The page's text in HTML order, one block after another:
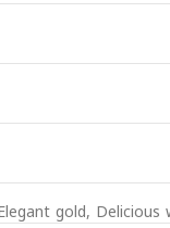
gold, Delicious